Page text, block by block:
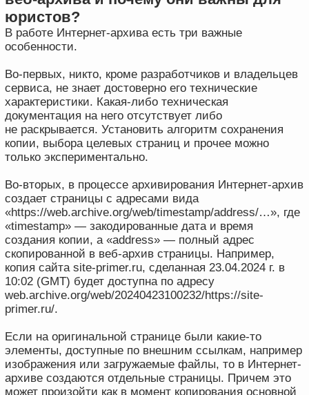
Это важно, например, в случаях необходимости найти
и показать, какие были Правила на такую-то дату
в прошлом. Иногда, особенно в случае спора
с интернет-магазином, это бывает полезным.
структуру. В связи с чем сетевой адрес, с которого
Интернет-архив подключается к целевой странице,
может быть разным. А это, в связи с адаптивностью
многих современных сайтов, приводит к тому, что
отдельные элементы отображения сайта могут
зависеть не только от типа устройства и настоек
системы пользователя, но и от его географического
положения и массы других факторов. Поэтому есть
вероятность, что сохраненные Интернет-архивом
копии страниц не будут в деталях совпадать
не касается основного информационного наполнения
страницы — там все сохранится. Поэтому отличие
в визуальном отображении не всегда является
показателем недостоверности сохраненной копии.
Аргументы за и против
доказательственной силы веб-архива
В российской юридической практике достаточно долго
существует мнение, что данные из Интернет-архива
и его аналогов (об этом более подробно ниже) могут
использоваться в качестве доказательств. Это мнение
продвигается как профессиональными
прослеживается при анализе дел (постановление АС
УО от 05.02.2024 № А71−19 002/2018,
постановление АС МО от 17.02.2023 № А40−229
438/2019, решения АС г. Москвы от 27.07.2023 №
А40−58 858/2023, А С Омской области от 13.12.2023 №
А46−18 020/2023).